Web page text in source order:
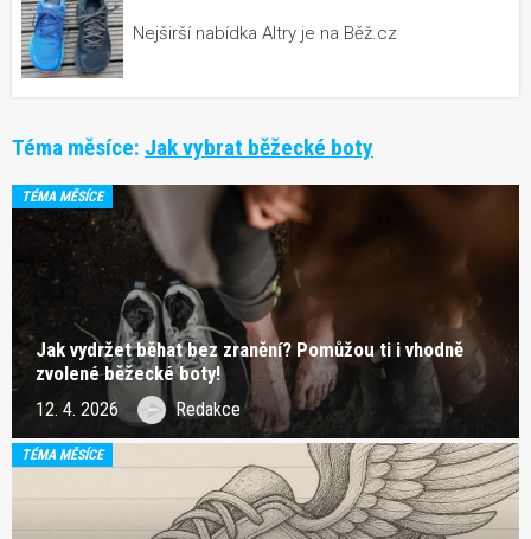
Nejširší nabídka Altry je na Běž.cz
Téma měsíce: Jak vybrat běžecké boty
TÉMA MĚSÍCE
Jak vydržet běhat bez zranění? Pomůžou ti i vhodně
zvolené běžecké boty!
12. 4. 2026 Redakce
TÉMA MĚSÍCE